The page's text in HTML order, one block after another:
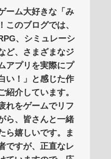
ーム大好きな「み
このブログでは、
、シミュレーシ
ど、さまざまなジ
アプリを実際にプ
い！」と感じた作
紹介しています。
れをゲームでリフ
ら、皆さんと一緒
ら嬉しいです。ま
ですが、正直なレ